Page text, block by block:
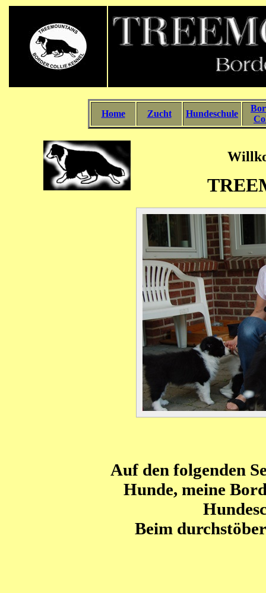
Home Zucht Hundeschule
Auf den folgenden
Hunde, meine
Beim